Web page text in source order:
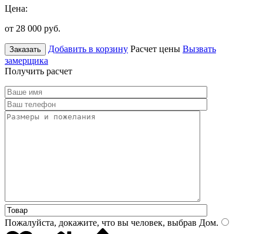
Цена:
от 28 000 руб.
Заказать Добавить в корзину Расчет цены Вызвать
замерщика
Получить расчет
Пожалуйста, докажите, что вы человек, выбрав Дом.